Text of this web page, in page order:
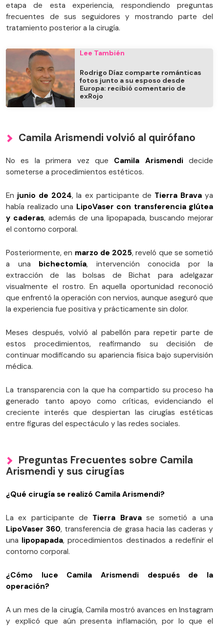
etapa de esta experiencia, respondiendo preguntas
frecuentes de sus seguidores y mostrando parte del
tratamiento posterior a la cirugía.
Lee También
Rodrigo Díaz comparte románticas
fotos junto a su esposo desde
Europa: recibió comentario de
exRojo
Camila Arismendi volvió al quirófano
No es la primera vez que Camila Arismendidecide
someterse a procedimientos estéticos.
En junio de 2024, la ex participante de Tierra Bravaya
había realizado una LipoVaser con transferencia glútea
y caderas, además de una lipopapada, buscando mejorar
el contorno corporal.
Posteriormente, en marzo de 2025, reveló que se sometió
a una bichectomía, intervención conocida por la
extracción de las bolsas de Bichat para adelgazar
visualmente el rostro. En aquella oportunidad reconoció
que enfrentó la operación con nervios, aunque aseguró que
la experiencia fue positiva y prácticamente sin dolor.
Meses después, volvió al pabellón para repetir parte de
estos procedimientos, reafirmando su decisión de
continuar modificando su apariencia física bajo supervisión
médica.
La transparencia con la que ha compartido su proceso ha
generado tanto apoyo como críticas, evidenciando el
creciente interés que despiertan las cirugías estéticas
entre figuras del espectáculo y las redes sociales.
Preguntas Frecuentes sobre Camila
Arismendi y sus cirugías
¿Qué cirugía se realizó Camila Arismendi?
La ex participante de Tierra Bravase sometió a una
LipoVaser 360, transferencia de grasa hacia las caderas y
una lipopapada, procedimientos destinados a redefinir el
contorno corporal.
¿Cómo luce Camila Arismendi después de la
operación?
A un mes de la cirugía, Camila mostró avances en Instagram
y explicó que aún presenta inflamación, por lo que el